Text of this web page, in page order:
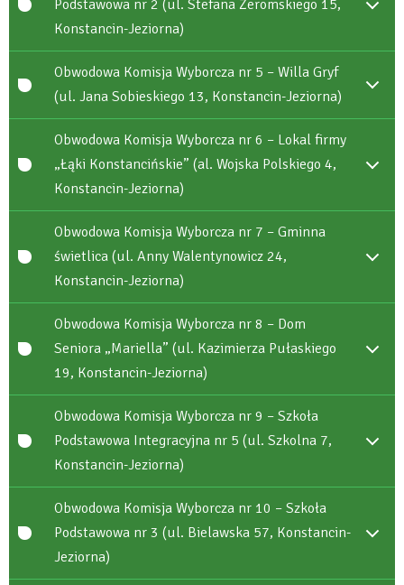
Podstawowa nr 2 (ul. Stefana Żeromskiego 15,
Konstancin-Jeziorna)
Obwodowa Komisja Wyborcza nr 5 – Willa Gryf
(ul. Jana Sobieskiego 13, Konstancin-Jeziorna)
Obwodowa Komisja Wyborcza nr 6 – Lokal firmy
„Łąki Konstancińskie” (al. Wojska Polskiego 4,
Konstancin-Jeziorna)
Obwodowa Komisja Wyborcza nr 7 – Gminna
świetlica (ul. Anny Walentynowicz 24,
Konstancin-Jeziorna)
Obwodowa Komisja Wyborcza nr 8 – Dom
Seniora „Mariella” (ul. Kazimierza Pułaskiego
19, Konstancin-Jeziorna)
Obwodowa Komisja Wyborcza nr 9 – Szkoła
Podstawowa Integracyjna nr 5 (ul. Szkolna 7,
Konstancin-Jeziorna)
Obwodowa Komisja Wyborcza nr 10 – Szkoła
Podstawowa nr 3 (ul. Bielawska 57, Konstancin-
Jeziorna)